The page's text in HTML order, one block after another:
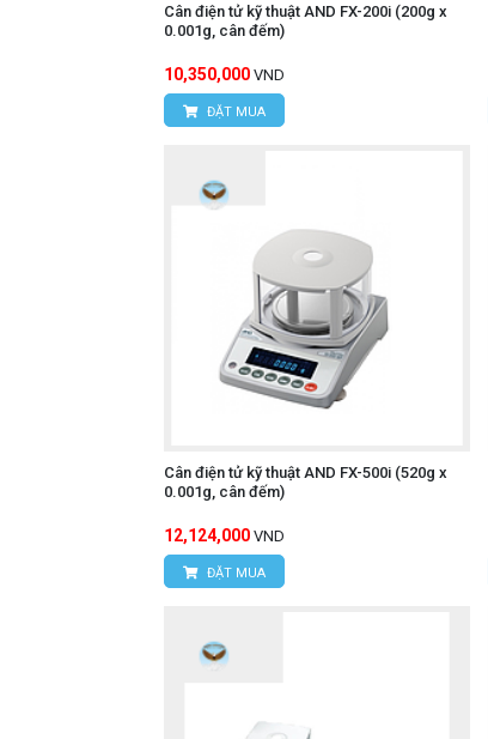
Cân điện tử kỹ thuật AND FX-200i (200g x
0.001g, cân đếm)
10,350,000 VND
ĐẶT MUA
Cân điện tử kỹ thuật AND FX-500i (520g x
0.001g, cân đếm)
12,124,000 VND
ĐẶT MUA